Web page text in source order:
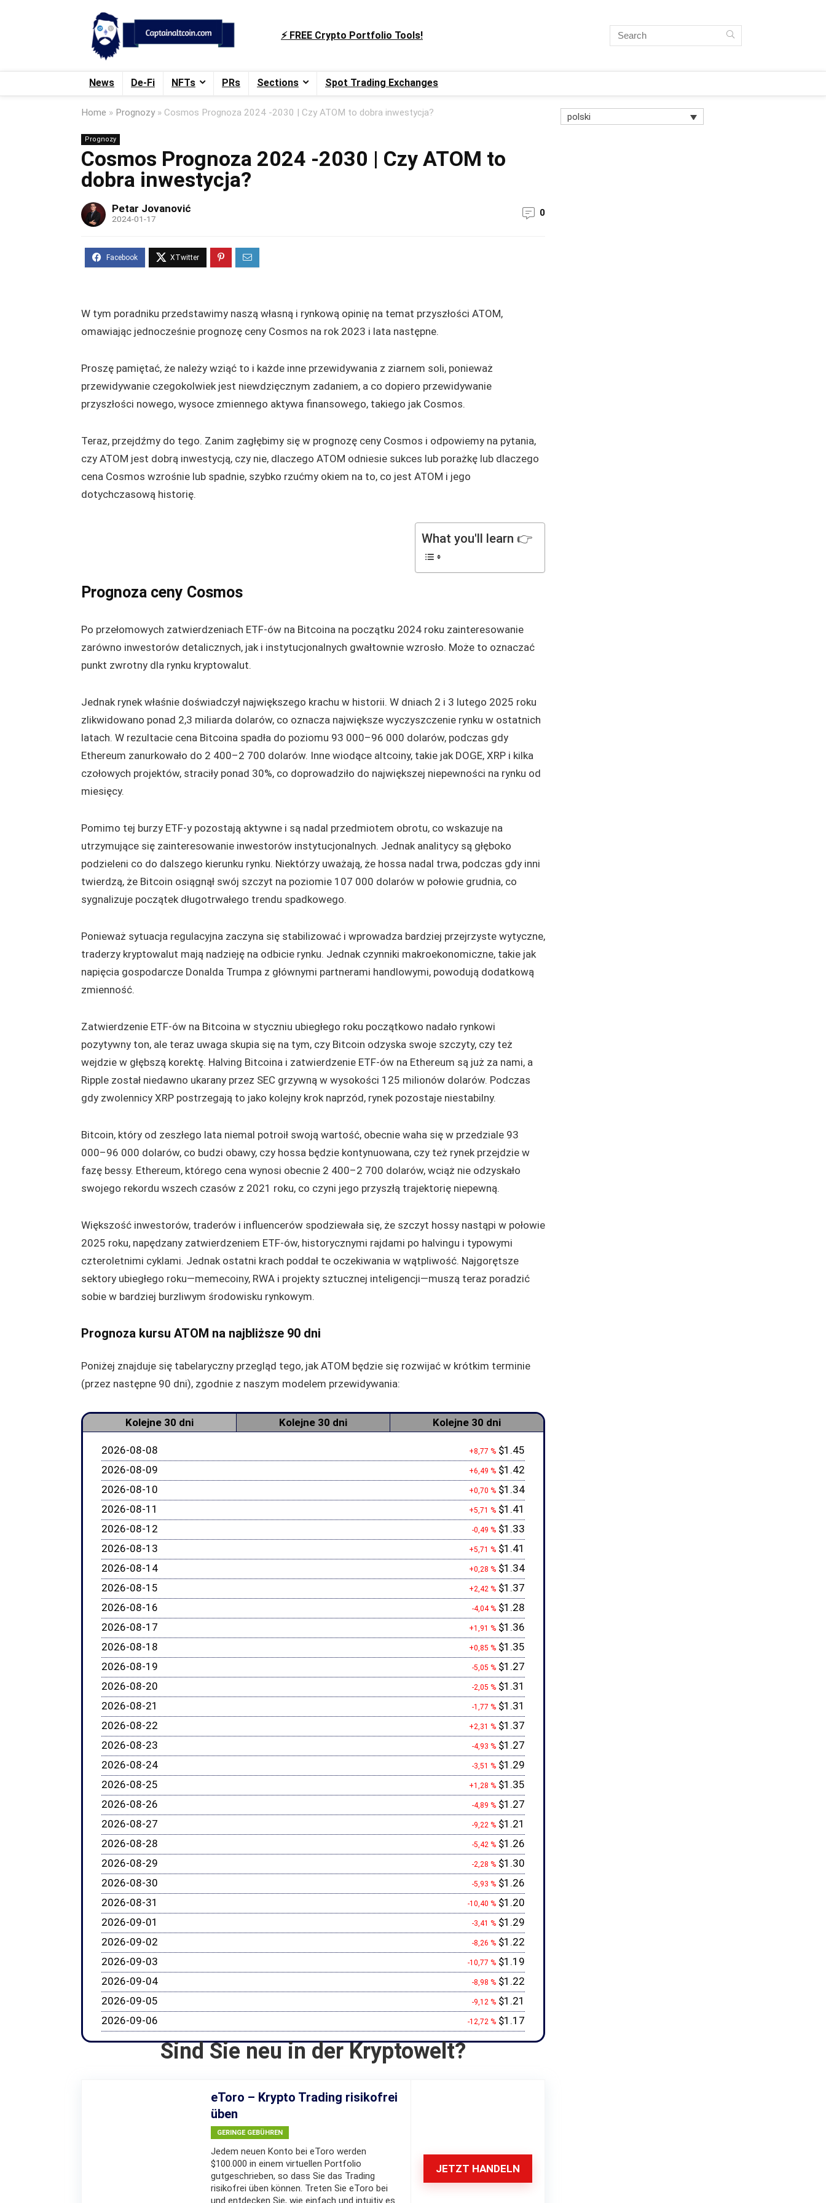
⚡️ FREE Crypto Portfolio Tools!
News De-Fi NFTs PRs Sections Spot Trading Exchanges
Home » Prognozy» Cosmos Prognoza 2024 -2030 | Czy ATOM to dobra inwestycja?
Prognozy
Cosmos Prognoza 2024 -2030 | Czy ATOM to
dobra inwestycja?
Petar Jovanović
2024-01-17
0
W tym poradniku przedstawimy naszą własną i rynkową opinię na temat przyszłości ATOM,
omawiając jednocześnie prognozę ceny Cosmos na rok 2023 i lata następne.
Proszę pamiętać, że należy wziąć to i każde inne przewidywania z ziarnem soli, ponieważ
przewidywanie czegokolwiek jest niewdzięcznym zadaniem, a co dopiero przewidywanie
przyszłości nowego, wysoce zmiennego aktywa finansowego, takiego jak Cosmos.
Teraz, przejdźmy do tego. Zanim zagłębimy się w prognozę ceny Cosmos i odpowiemy na pytania,
czy ATOM jest dobrą inwestycją, czy nie, dlaczego ATOM odniesie sukces lub porażkę lub dlaczego
cena Cosmos wzrośnie lub spadnie, szybko rzućmy okiem na to, co jest ATOM i jego
dotychczasową historię.
What you'll learn 👉
Prognoza ceny Cosmos
Po przełomowych zatwierdzeniach ETF-ów na Bitcoina na początku 2024 roku zainteresowanie
zarówno inwestorów detalicznych, jak i instytucjonalnych gwałtownie wzrosło. Może to oznaczać
punkt zwrotny dla rynku kryptowalut.
Jednak rynek właśnie doświadczył największego krachu w historii. W dniach 2 i 3 lutego 2025 roku
zlikwidowano ponad 2,3 miliarda dolarów, co oznacza największe wyczyszczenie rynku w ostatnich
latach. W rezultacie cena Bitcoina spadła do poziomu 93 000–96 000 dolarów, podczas gdy
Ethereum zanurkowało do 2 400–2 700 dolarów. Inne wiodące altcoiny, takie jak DOGE, XRP i kilka
czołowych projektów, straciły ponad 30%, co doprowadziło do największej niepewności na rynku od
miesięcy.
Pomimo tej burzy ETF-y pozostają aktywne i są nadal przedmiotem obrotu, co wskazuje na
utrzymujące się zainteresowanie inwestorów instytucjonalnych. Jednak analitycy są głęboko
podzieleni co do dalszego kierunku rynku. Niektórzy uważają, że hossa nadal trwa, podczas gdy inni
twierdzą, że Bitcoin osiągnął swój szczyt na poziomie 107 000 dolarów w połowie grudnia, co
sygnalizuje początek długotrwałego trendu spadkowego.
Ponieważ sytuacja regulacyjna zaczyna się stabilizować i wprowadza bardziej przejrzyste wytyczne,
traderzy kryptowalut mają nadzieję na odbicie rynku. Jednak czynniki makroekonomiczne, takie jak
napięcia gospodarcze Donalda Trumpa z głównymi partnerami handlowymi, powodują dodatkową
zmienność.
Zatwierdzenie ETF-ów na Bitcoina w styczniu ubiegłego roku początkowo nadało rynkowi
pozytywny ton, ale teraz uwaga skupia się na tym, czy Bitcoin odzyska swoje szczyty, czy też
wejdzie w głębszą korektę. Halving Bitcoina i zatwierdzenie ETF-ów na Ethereum są już za nami, a
Ripple został niedawno ukarany przez SEC grzywną w wysokości 125 milionów dolarów. Podczas
gdy zwolennicy XRP postrzegają to jako kolejny krok naprzód, rynek pozostaje niestabilny.
Bitcoin, który od zeszłego lata niemal potroił swoją wartość, obecnie waha się w przedziale 93
000–96 000 dolarów, co budzi obawy, czy hossa będzie kontynuowana, czy też rynek przejdzie w
fazę bessy. Ethereum, którego cena wynosi obecnie 2 400–2 700 dolarów, wciąż nie odzyskało
swojego rekordu wszech czasów z 2021 roku, co czyni jego przyszłą trajektorię niepewną.
Większość inwestorów, traderów i influencerów spodziewała się, że szczyt hossy nastąpi w połowie
2025 roku, napędzany zatwierdzeniem ETF-ów, historycznymi rajdami po halvingu i typowymi
czteroletnimi cyklami. Jednak ostatni krach poddał te oczekiwania w wątpliwość. Najgorętsze
sektory ubiegłego roku—memecoiny, RWA i projekty sztucznej inteligencji—muszą teraz poradzić
sobie w bardziej burzliwym środowisku rynkowym.
Prognoza kursu ATOM na najbliższe 90 dni
Poniżej znajduje się tabelaryczny przegląd tego, jak ATOM będzie się rozwijać w krótkim terminie
(przez następne 90 dni), zgodnie z naszym modelem przewidywania:
Kolejne 30 dni Kolejne 30 dni Kolejne 30 dni
2026-08-08 +8,77 % $1.45
2026-08-09
+6,49 % $1.42
2026-08-10
+0,70 % $1.34
2026-08-11
+5,71 % $1.41
2026-08-12
-0,49 % $1.33
2026-08-13
+5,71 % $1.41
2026-08-14
+0,28 % $1.34
2026-08-15
+2,42 % $1.37
2026-08-16
-4,04 % $1.28
2026-08-17
+1,91 % $1.36
2026-08-18
+0,85 % $1.35
2026-08-19
-5,05 % $1.27
2026-08-20
-2,05 % $1.31
2026-08-21
-1,77 % $1.31
2026-08-22
+2,31 % $1.37
2026-08-23
-4,93 % $1.27
2026-08-24
-3,51 % $1.29
2026-08-25
+1,28 % $1.35
2026-08-26
-4,89 % $1.27
2026-08-27
-9,22 % $1.21
2026-08-28
-5,42 % $1.26
2026-08-29
-2,28 % $1.30
2026-08-30
-5,93 % $1.26
2026-08-31
-10,40 % $1.20
2026-09-01
-3,41 % $1.29
2026-09-02
-8,26 % $1.22
2026-09-03
-10,77 % $1.19
2026-09-04
-8,98 % $1.22
2026-09-05
-9,12 % $1.21
2026-09-06
-12,72 % $1.17
Sind Sie neu in der Kryptowelt?
eToro – Krypto Trading risikofrei
üben
GERINGE GEBÜHREN
Jedem neuen Konto bei eToro werden
$100.000 in einem virtuellen Portfolio
gutgeschrieben, so dass Sie das Trading
risikofrei üben können. Treten Sie eToro bei
und entdecken Sie, wie einfach und intuitiv es
JETZT HANDELN
polski